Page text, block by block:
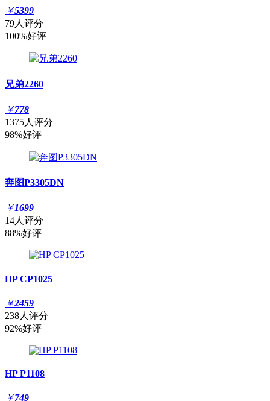
￥5399
79人评分
100%好评
兄弟2260
￥778
1375人评分
98%好评
奔图P3305DN
￥1699
14人评分
88%好评
HP CP1025
￥2459
238人评分
92%好评
HP P1108
￥749